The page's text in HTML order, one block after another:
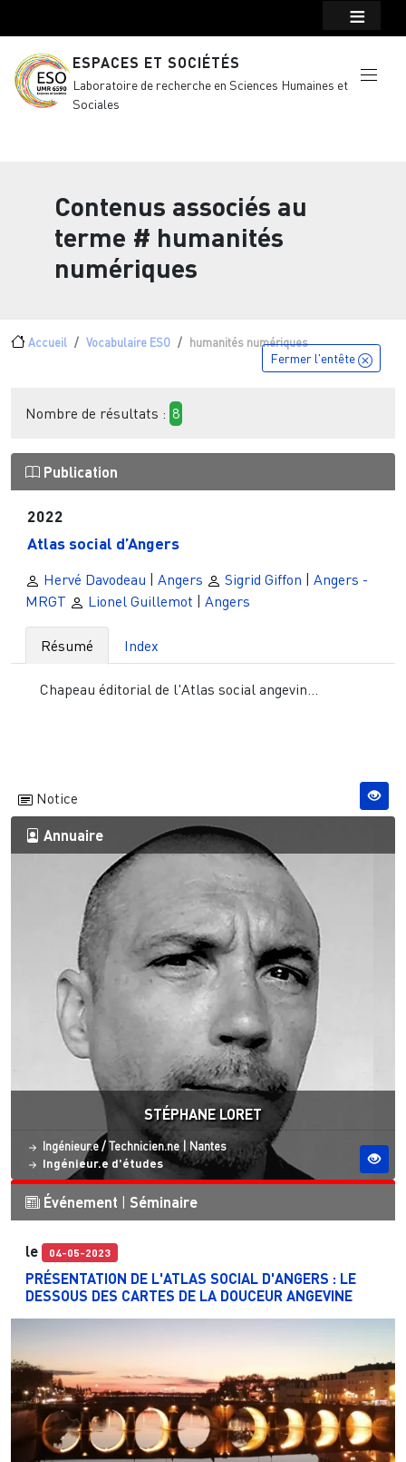
ESPACES ET SOCIÉTÉS
Laboratoire de recherche en Sciences Humaines et
Sociales
Contenus associés au
terme # humanités
numériques
Fil d'Ariane
Accueil Vocabulaire ESO humanités numériques
Fermer l'entête
Nombre de résultats : 8
Publication
2022
Atlas social d’Angers
Hervé Davodeau | Angers Sigrid Giffon | Angers -
MRGT
Lionel Guillemot | Angers
Résumé Index
Chapeau éditorial de l'Atlas social angevin...
Notice
Annuaire
STÉPHANE LORET
Statut
Ingénieur.e / Technicien.ne |Site ESO
Nantes
Ingénieur.e d'études
Événement Séminaire
le 04-05-2023
PRÉSENTATION DE L'ATLAS SOCIAL D'ANGERS : LE
DESSOUS DES CARTES DE LA DOUCEUR ANGEVINE